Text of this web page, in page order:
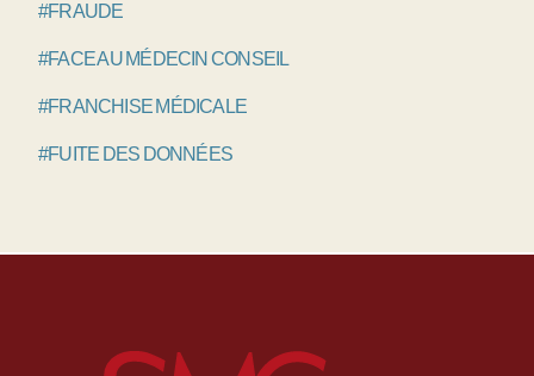
#FRAUDE
#FACE AU MÉDECIN CONSEIL
#FRANCHISE MÉDICALE
#FUITE DES DONNÉES